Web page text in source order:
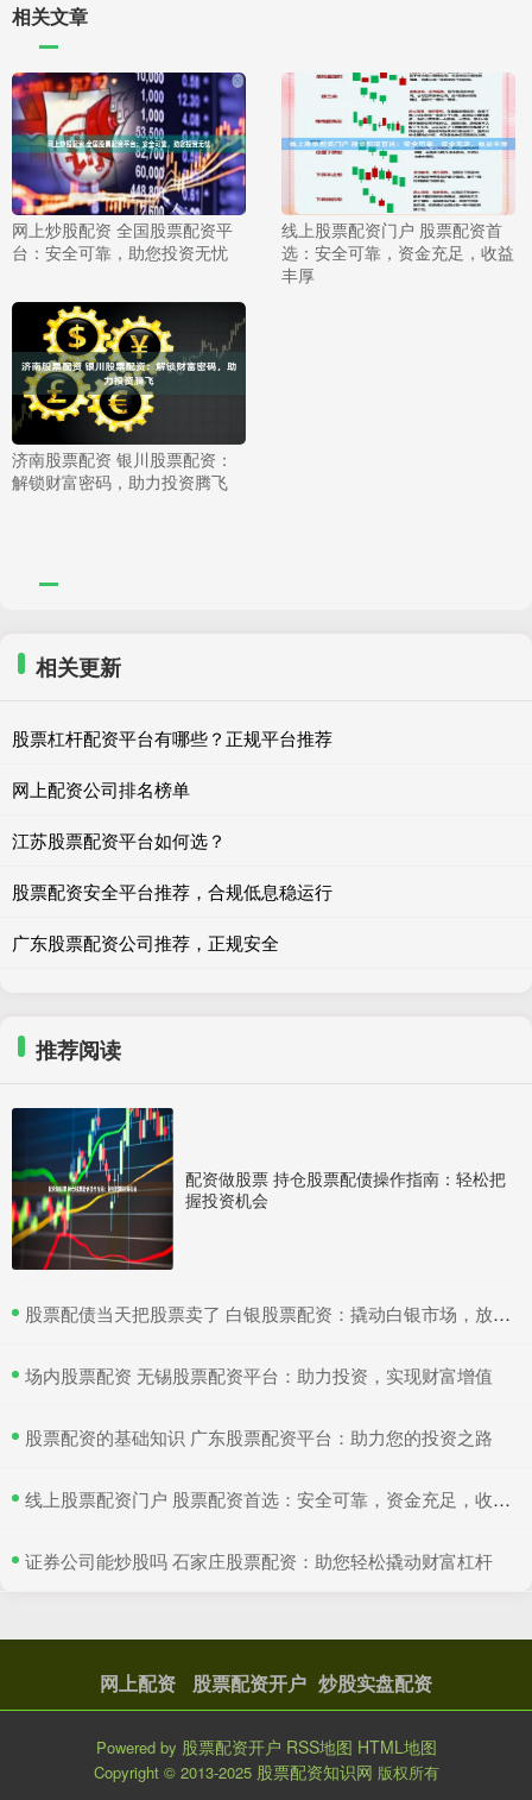
相关文章
网上炒股配资 全国股票配资平
台：安全可靠，助您投资无忧
线上股票配资门户 股票配资首
选：安全可靠，资金充足，收益
丰厚
济南股票配资 银川股票配资：
解锁财富密码，助力投资腾飞
相关更新
股票杠杆配资平台有哪些？正规平台推荐
网上配资公司排名榜单
江苏股票配资平台如何选？
股票配资安全平台推荐，合规低息稳运行
广东股票配资公司推荐，正规安全
推荐阅读
配资做股票 持仓股票配债操作指南：轻松把
握投资机会
​股票配债当天把股票卖了 白银股票配资：撬动白银市场，放大收益空间
​场内股票配资 无锡股票配资平台：助力投资，实现财富增值
​股票配资的基础知识 广东股票配资平台：助力您的投资之路
​线上股票配资门户 股票配资首选：安全可靠，资金充足，收益丰厚
​证券公司能炒股吗 石家庄股票配资：助您轻松撬动财富杠杆
网上配资 股票配资开户 炒股实盘配资
Powered by 股票配资开户 RSS地图 HTML地图
Copyright © 2013-2025 股票配资知识网 版权所有